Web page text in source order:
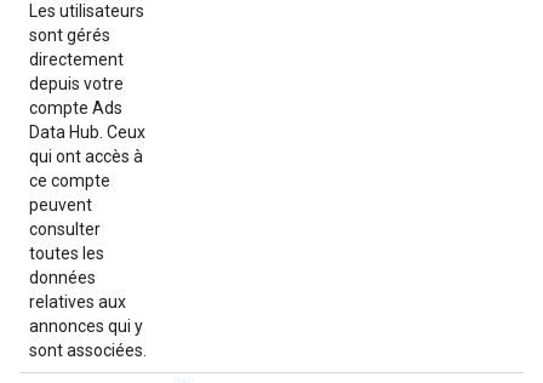
Les utilisateurs
sont gérés
directement
depuis votre
compte Ads
Data Hub. Ceux
qui ont accès à
ce compte
peuvent
consulter
toutes les
données
relatives aux
annonces qui y
sont associées.